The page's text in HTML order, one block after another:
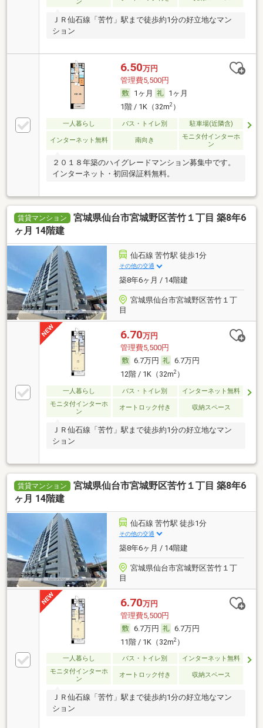
ン
ＪＲ仙石線「苦竹」駅まで徒歩約1分の好立地なマン
ション
6.50万円
管理費5,500円
1ヶ月
1ヶ月
1階 / 1K（32m2）
一人暮らし バス・トイレ別 駐車場(近隣含)
インターネット無料 南向き
モニタ付インターホ
ン
２０１８年築のハイグレードマンション募集中です。
インターネット・初回保証料無料。
賃貸マンション
宮城県仙台市宮城野区苦竹１丁目 築8年6
ヶ月 14階建
仙石線 苦竹駅 徒歩1分
その他の交通
築8年6ヶ月 / 14階建
宮城県仙台市宮城野区苦竹１丁
目
6.70万円
管理費5,500円
6.7万円
6.7万円
12階 / 1K（32m2）
一人暮らし バス・トイレ別
インターネット無料
モニタ付インターホ
ン
オートロック付き 収納スペース
ＪＲ仙石線「苦竹」駅まで徒歩約1分の好立地なマン
ション
賃貸マンション
宮城県仙台市宮城野区苦竹１丁目 築8年6
ヶ月 14階建
仙石線 苦竹駅 徒歩1分
その他の交通
築8年6ヶ月 / 14階建
宮城県仙台市宮城野区苦竹１丁
目
6.70万円
管理費5,500円
6.7万円
6.7万円
11階 / 1K（32m2）
一人暮らし バス・トイレ別
インターネット無料
モニタ付インターホ
ン
オートロック付き 収納スペース
ＪＲ仙石線「苦竹」駅まで徒歩約1分の好立地なマン
ション